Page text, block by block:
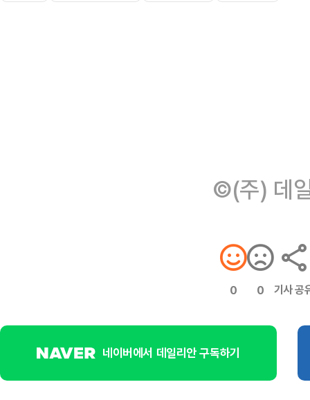
©(주) 데
0 0 기사 공
네이버에서 데일리안 구독하기